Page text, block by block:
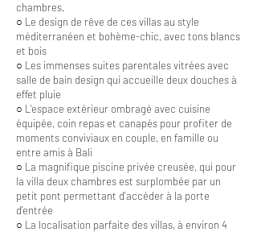
chambres.
○ Le design de rêve de ces villas au style
méditerranéen et bohème-chic, avec tons blancs
et bois
○ Les immenses suites parentales vitrées avec
salle de bain design qui accueille deux douches à
effet pluie
○ L'espace extérieur ombragé avec cuisine
équipée, coin repas et canapés pour profiter de
moments conviviaux en couple, en famille ou
entre amis à Bali
○ La magnifique piscine privée creusée, qui pour
la villa deux chambres est surplombée par un
petit pont permettant d'accéder à la porte
d'entrée
○ La localisation parfaite des villas, à environ 4